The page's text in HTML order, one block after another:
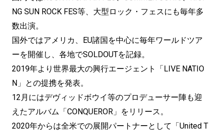
NG SUN ROCK FES等、大型ロック・フェスにも毎年多
数出演。
国外ではアメリカ、EU諸国を中心に毎年ワールドツア
ーを開催し、各地でSOLDOUTを記録。
2019年より世界最大の興行エージェント「LIVE NATIO
N」との提携を発表。
12月にはデヴィッドボウイ等のプロデューサー陣も迎
えたアルバム「CONQUEROR」をリリース。
2020年からは全米での展開パートナーとして「United T